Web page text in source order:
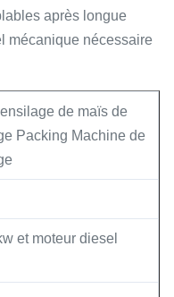
après longue
mécanique nécessaire
de maïs de
Packing Machine de
et moteur diesel